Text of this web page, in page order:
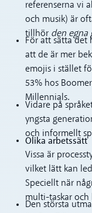
referenserna vi
och musik) är
tillhör den egna
För att sätta det
att de är mer
emojis i stället
53% hos
Millennials.
Vidare på
yngsta
och informellt
Olika arbetssätt
Vissa är
vilket lätt kan
Speciellt när
multi-taskar och
Den största